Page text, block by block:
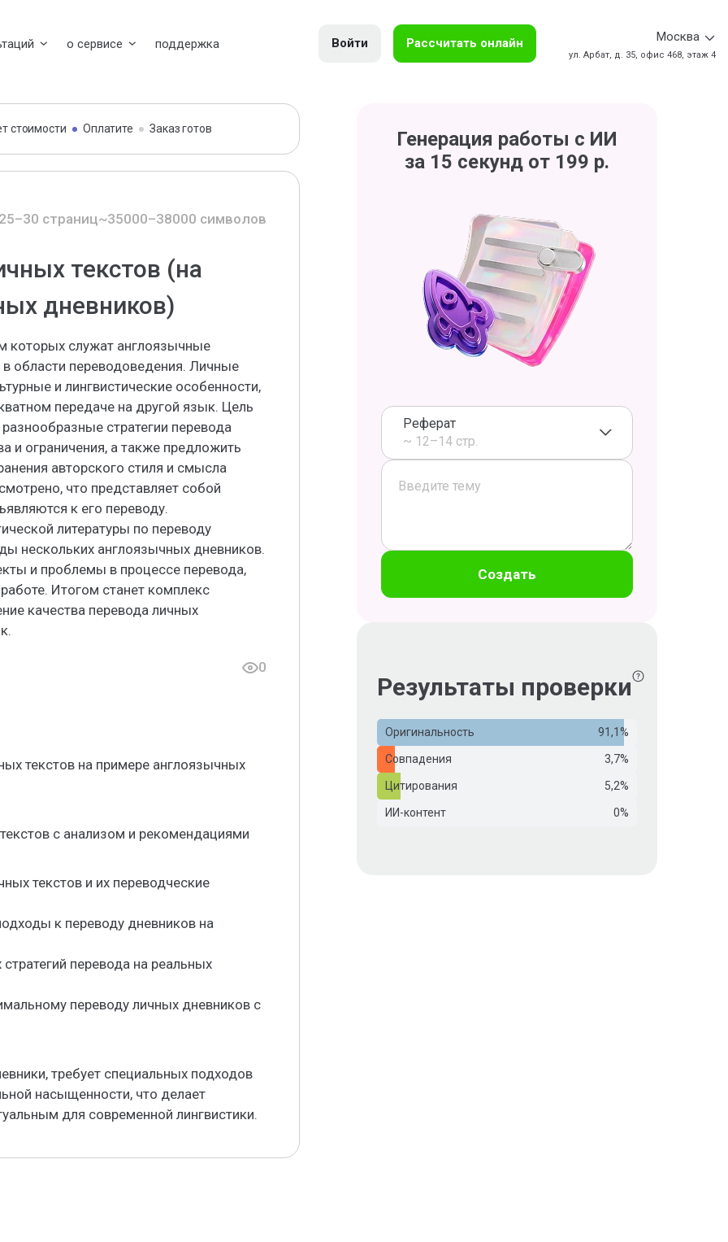
о сервисе поддержка Войти Рассчитать онлайн Москва
ул. Арбат, д. 35, офис 468, этаж 4
стоимости Оплатите Заказ готов
страниц~35000–38000 символов
текстов (на
дневников)
которых служат англоязычные
области переводоведения. Личные
и лингвистические особенности,
передаче на другой язык. Цель
стратегии перевода
и ограничения, а также предложить
авторского стиля и смысла
что представляет собой
к его переводу.
литературы по переводу
нескольких англоязычных дневников.
и проблемы в процессе перевода,
Итогом станет комплекс
качества перевода личных
0
текстов на примере англоязычных
с анализом и рекомендациями
текстов и их переводческие
к переводу дневников на
перевода на реальных
переводу личных дневников с
требует специальных подходов
насыщенности, что делает
для современной лингвистики.
Генерация работы с ИИ
за 15 секунд от 199 р.
Реферат
~ 12–14 стр.
Создать
Результаты проверки
Оригинальность 91,1%
Совпадения 3,7%
Цитирования 5,2%
ИИ-контент 0%